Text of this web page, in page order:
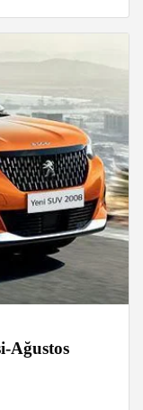
Ağustos